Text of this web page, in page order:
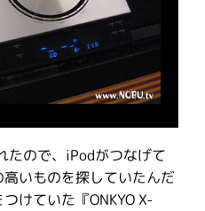
たので、iPodがつなげて
いものを探していたんだ
けていた『ONKYO X-